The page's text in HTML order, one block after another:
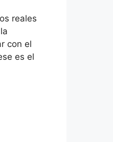
reales
con el
es el